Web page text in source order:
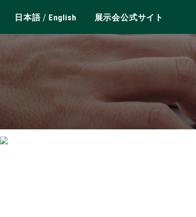
日本語/ English 展示会公式サイト